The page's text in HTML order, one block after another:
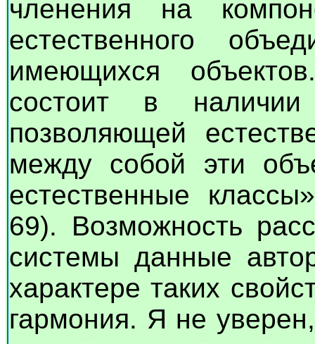
членения на
естественного
имеющихся
состоит в
позволяющей
между собой эти
естественные
69). Возможность
системы данные
характере таких
гармония. Я не